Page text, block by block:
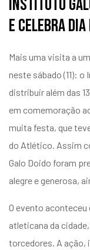
Instituto
e celebra
Mais uma visita a
neste sábado (11):
distribuir além das
em comemoração
muita festa, que
do Atlético. Assim
Galo Doido foram
alegre e generosa,
O evento
atleticana da
torcedores. A ação,